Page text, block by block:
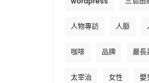
人物專訪 人脈
咖啡 品牌 嚴長
太宰治 女性 嬰